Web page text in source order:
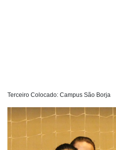
Terceiro Colocado: Campus São Borja